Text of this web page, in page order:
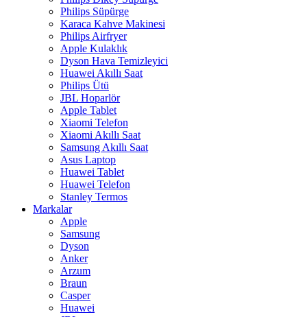
Philips Süpürge
Karaca Kahve Makinesi
Philips Airfryer
Apple Kulaklık
Dyson Hava Temizleyici
Huawei Akıllı Saat
Philips Ütü
JBL Hoparlör
Apple Tablet
Xiaomi Telefon
Xiaomi Akıllı Saat
Samsung Akıllı Saat
Asus Laptop
Huawei Tablet
Huawei Telefon
Stanley Termos
Markalar
Apple
Samsung
Dyson
Anker
Arzum
Braun
Casper
Huawei